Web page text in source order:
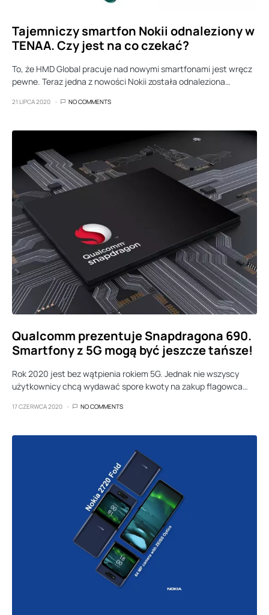
Tajemniczy smartfon Nokii odnaleziony w
TENAA. Czy jest na co czekać?
To, że HMD Global pracuje nad nowymi smartfonami jest wręcz
pewne. Teraz jedna z nowości Nokii została odnaleziona…
21 LIPCA 2020 NO COMMENTS
Qualcomm prezentuje Snapdragona 690.
Smartfony z 5G mogą być jeszcze tańsze!
Rok 2020 jest bez wątpienia rokiem 5G. Jednak nie wszyscy
użytkownicy chcą wydawać spore kwoty na zakup flagowca…
17 CZERWCA 2020 NO COMMENTS